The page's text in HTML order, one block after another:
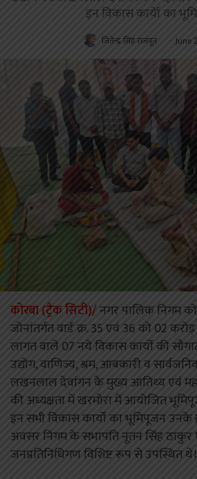
इन विकास कार्येा का
जितेन्द्र सिंह राजपूत June
कोरबा (ट्रैक सिटी)/नगर पालिक निगम
जोनांतर्गत वार्ड क्र. 35 एवं 36 को 02
लागत वाले 07 नये विकास कार्यो की
उद्योग, वाणिज्य, श्रम, आबकारी व
लखनलाल देवांगन के मुख्य आतिथ्य एवं
की अध्यक्षता में खरमोरा में आयोजित
इन सभी विकास कार्यो का भूमिपूजन उनके
अवसर निगम के सभापति नूतन सिंह ठाकुर
जनप्रतिनिधिगण विशिष्ट रूप से उपस्थित थे।